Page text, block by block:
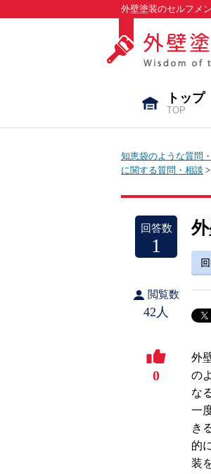
外壁塗装のセルフメ
トップ
TOP
知恵袋のような質問
に関する質問・相談
回答数
1
閲覧数
42人
0
外
の
な
一
き
的
装